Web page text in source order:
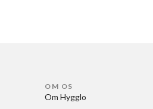
OM OS
Om Hygglo